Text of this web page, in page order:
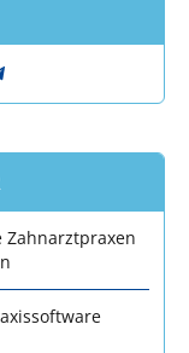
Zahnarztpraxen